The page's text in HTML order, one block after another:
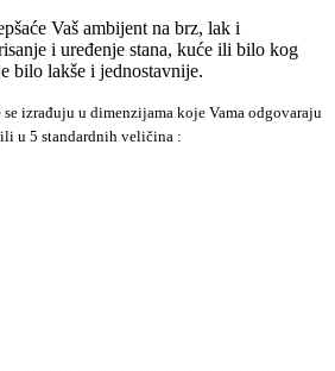
Vaš ambijent na brz, lak i
i uređenje stana, kuće ili bilo kog
bilo lakše i jednostavnije.
izrađuju u dimenzijama koje Vama odgovaraju
u 5 standardnih veličina :